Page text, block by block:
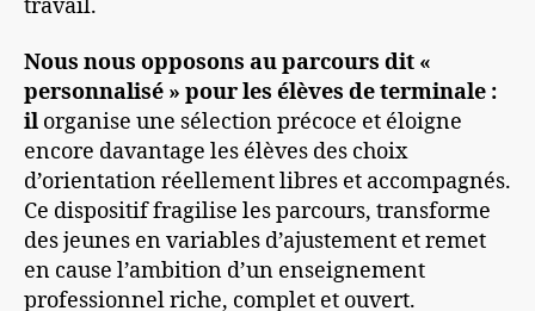
travail.
Nous nous opposons au parcours dit «
personnalisé » pour les élèves de terminale :
il organise une sélection précoce et éloigne
encore davantage les élèves des choix
d’orientation réellement libres et accompagnés.
Ce dispositif fragilise les parcours, transforme
des jeunes en variables d’ajustement et remet
en cause l’ambition d’un enseignement
professionnel riche, complet et ouvert.